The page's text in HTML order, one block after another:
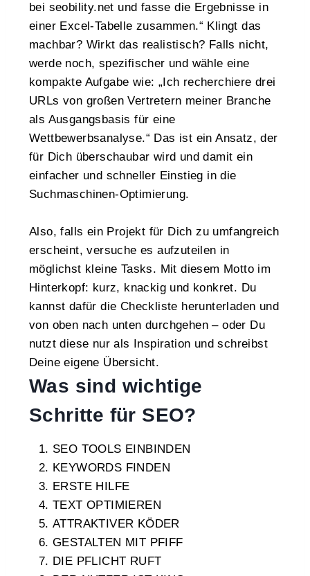
bei seobility.net und fasse die Ergebnisse in
einer Excel-Tabelle zusammen.“ Klingt das
machbar? Wirkt das realistisch? Falls nicht,
werde noch, spezifischer und wähle eine
kompakte Aufgabe wie: „Ich recherchiere drei
URLs von großen Vertretern meiner Branche
als Ausgangsbasis für eine
Wettbewerbsanalyse.“ Das ist ein Ansatz, der
für Dich überschaubar wird und damit ein
einfacher und schneller Einstieg in die
Suchmaschinen-Optimierung.
Also, falls ein Projekt für Dich zu umfangreich
erscheint, versuche es aufzuteilen in
möglichst kleine Tasks. Mit diesem Motto im
Hinterkopf: kurz, knackig und konkret. Du
kannst dafür die Checkliste herunterladen und
von oben nach unten durchgehen – oder Du
nutzt diese nur als Inspiration und schreibst
Deine eigene Übersicht.
Was sind wichtige
Schritte für SEO?
SEO TOOLS EINBINDEN
KEYWORDS FINDEN
ERSTE HILFE
TEXT OPTIMIEREN
ATTRAKTIVER KÖDER
GESTALTEN MIT PFIFF
DIE PFLICHT RUFT